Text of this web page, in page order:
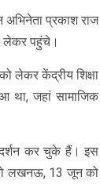
अभिनेता प्रकाश राज
लेकर पहुंचे।
लेकर केंद्रीय शिक्षा
था, जहां सामाजिक
कर चुके हैं। इस
लखनऊ, 13 जून को